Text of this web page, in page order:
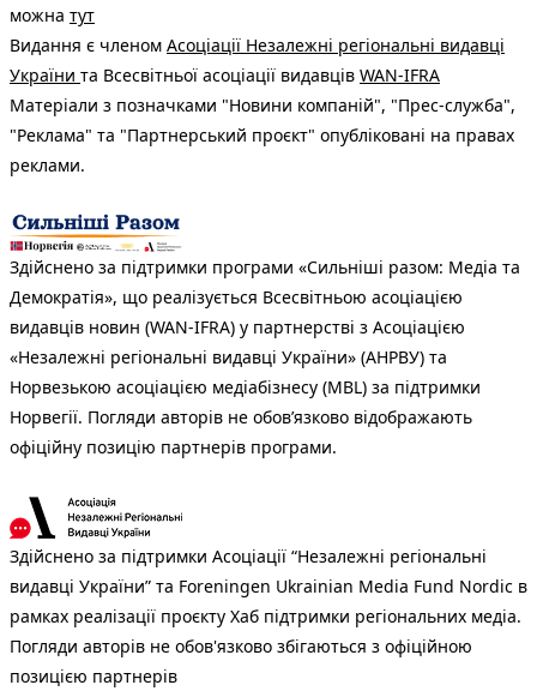
можна тут
Видання є членом Асоціації Незалежні регіональні видавці
України та Всесвітньої асоціації видавців WAN-IFRA
Матеріали з позначками "Новини компаній", "Прес-служба",
"Реклама" та "Партнерський проєкт" опубліковані на правах
реклами.
Здійснено за підтримки програми «Сильніші разом: Медіа та
Демократія», що реалізується Всесвітньою асоціацією
видавців новин (WAN-IFRA) у партнерстві з Асоціацією
«Незалежні регіональні видавці України» (АНРВУ) та
Норвезькою асоціацією медіабізнесу (MBL) за підтримки
Норвегії. Погляди авторів не обов’язково відображають
офіційну позицію партнерів програми.
Здійснено за підтримки Асоціації “Незалежні регіональні
видавці України” та Foreningen Ukrainian Media Fund Nordic в
рамках реалізації проєкту Хаб підтримки регіональних медіа.
Погляди авторів не обов'язково збігаються з офіційною
позицією партнерів